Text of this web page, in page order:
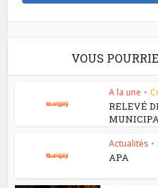
VOUS
A la une •
RELEVÉ
Actualités •
APA